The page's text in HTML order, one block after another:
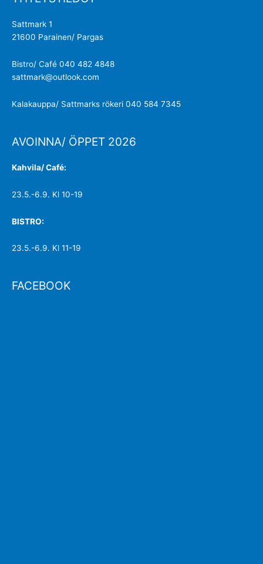
Sattmark 1
21600 Parainen/ Pargas
Bistro/ Café 040 482 4848
sattmark@outlook.com
Kalakauppa/ Sattmarks rökeri 040 584 7345
AVOINNA/ ÖPPET 2026
Kahvila/ Café:
23.5.-6.9. Kl 10-19
BISTRO:
23.5.-6.9. Kl 11-19
FACEBOOK